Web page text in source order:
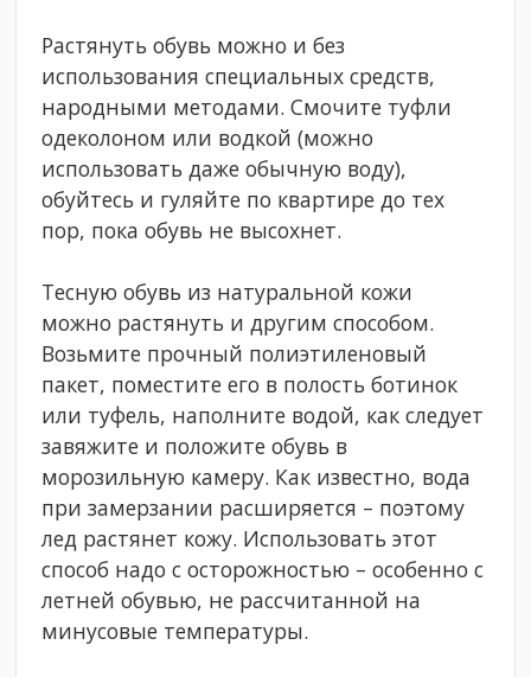
Растянуть обувь можно и без
использования специальных средств,
народными методами. Смочите туфли
одеколоном или водкой (можно
использовать даже обычную воду),
обуйтесь и гуляйте по квартире до тех
пор, пока обувь не высохнет.
Тесную обувь из натуральной кожи
можно растянуть и другим способом.
Возьмите прочный полиэтиленовый
пакет, поместите его в полость ботинок
или туфель, наполните водой, как следует
завяжите и положите обувь в
морозильную камеру. Как известно, вода
при замерзании расширяется – поэтому
лед растянет кожу. Использовать этот
способ надо с осторожностью – особенно с
летней обувью, не рассчитанной на
минусовые температуры.